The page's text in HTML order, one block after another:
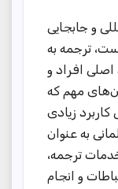
و جابجایی
ترجمه به
افراد و
مهم که
زیادی
به عنوان
ترجمه،
و انجام